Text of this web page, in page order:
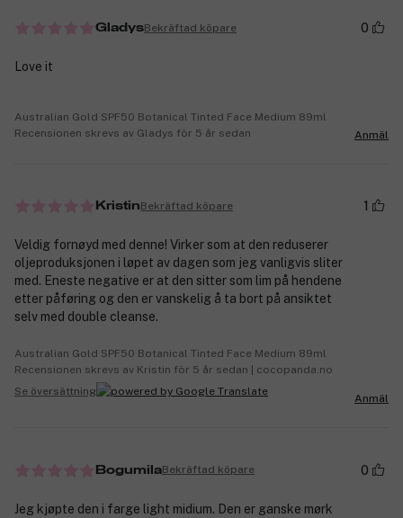
GladysBekräftad köpare 0
Love it
Australian Gold SPF50 Botanical Tinted Face Medium 89ml
Recensionen skrevs av Gladys för 5 år sedan
Anmäl
KristinBekräftad köpare 1
Veldig fornøyd med denne! Virker som at den reduserer
oljeproduksjonen i løpet av dagen som jeg vanligvis sliter
med. Eneste negative er at den sitter som lim på hendene
etter påføring og den er vanskelig å ta bort på ansiktet
selv med double cleanse.
Australian Gold SPF50 Botanical Tinted Face Medium 89ml
Recensionen skrevs av Kristin för 5 år sedan | cocopanda.no
Se översättning
Anmäl
BogumilaBekräftad köpare 0
Jeg kjøpte den i farge light midium. Den er ganske mørk